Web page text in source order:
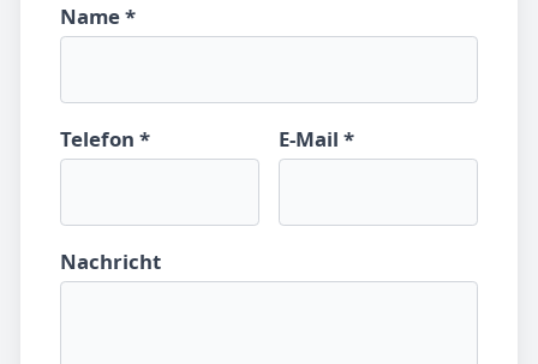
Name *
Telefon * E-Mail *
Nachricht